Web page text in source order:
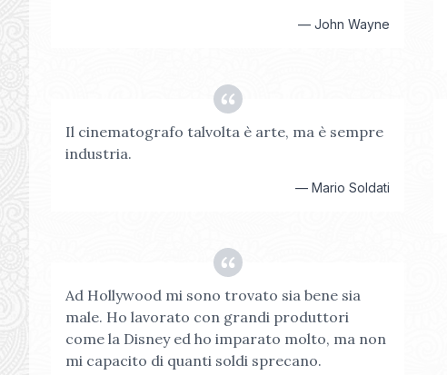
—John Wayne
Il cinematografo talvolta è arte, ma è sempre
industria.
—Mario Soldati
Ad Hollywood mi sono trovato sia bene sia
male. Ho lavorato con grandi produttori
come la Disney ed ho imparato molto, ma non
mi capacito di quanti soldi sprecano.